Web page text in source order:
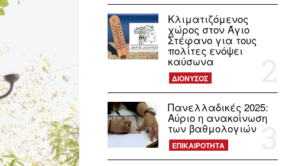
Κλιματιζόμενος
χώρος στον Άγιο
Στέφανο για τους
πολίτες ενόψει
καύσωνα
ΔΙΟΝΥΣΟΣ
Πανελλαδικές 2025:
Αύριο η ανακοίνωση
των βαθμολογιών
ΕΠΙΚΑΙΡΟΤΗΤΑ